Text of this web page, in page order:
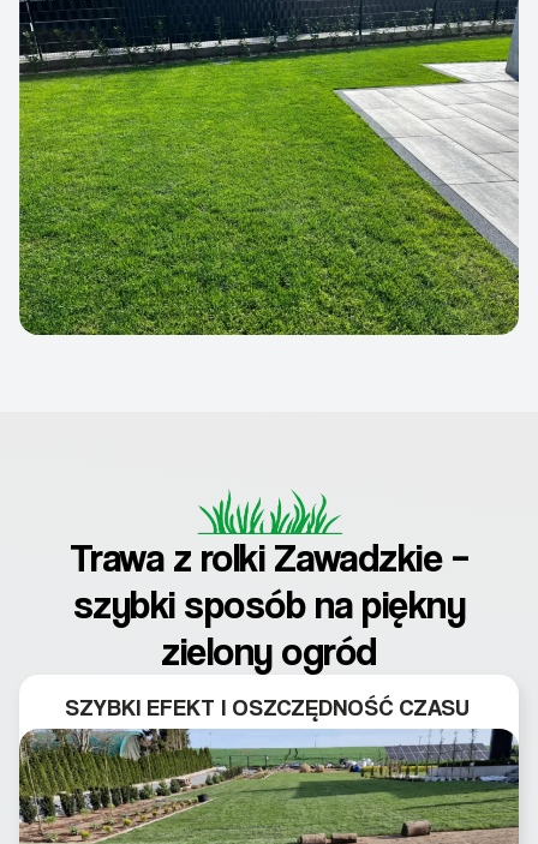
Trawa z rolki Zawadzkie –
szybki sposób na piękny
zielony ogród
SZYBKI EFEKT I OSZCZĘDNOŚĆ CZASU